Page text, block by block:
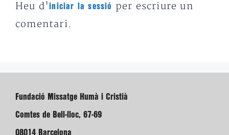
Heu d'iniciar la sessió
per escriure un
comentari.
Fundació Missatge Humà i Cristià
Comtes de Bell-lloc, 67-69
08014 Barcelona